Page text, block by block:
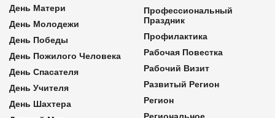
День Матери
День Молодежи
День Победы
День Пожилого Человека
День Спасателя
День Учителя
День Шахтера
Профессиональный
Праздник
Профилактика
Рабочая Повестка
Рабочий Визит
Развитый Регион
Регион